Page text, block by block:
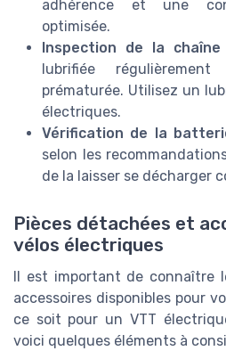
adhérence et une
optimisée.
Inspection de la
lubrifiée
prématurée. Utilisez un
électriques.
Vérification de la
selon les
de la laisser se décharger
Pièces détachées et
vélos électriques
Il est important de connaître
accessoires disponibles pour
ce soit pour un VTT
voici quelques éléments à